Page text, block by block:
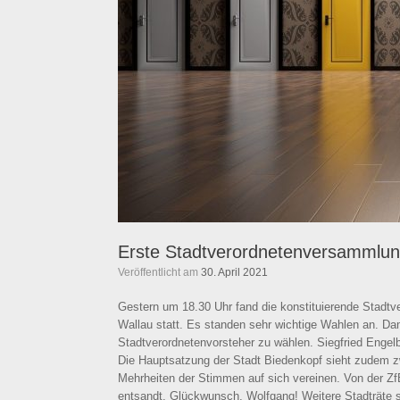
Erste
Veröffentlicht am 30. April 2021
Gestern um 18.30 Uhr fand die konstituierende
Wallau statt. Es standen sehr wichtige Wahlen an.
Stadtverordnetenvorsteher zu wählen. Siegfried
Die Hauptsatzung der Stadt Biedenkopf sieht zudem
Mehrheiten der Stimmen auf sich vereinen. Von der
entsandt. Glückwunsch, Wolfgang! Weitere Stadträte